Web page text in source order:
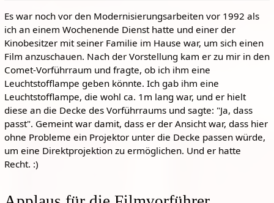
Es war noch vor den Modernisierungsarbeiten vor 1992 als
ich an einem Wochenende Dienst hatte und einer der
Kinobesitzer mit seiner Familie im Hause war, um sich einen
Film anzuschauen. Nach der Vorstellung kam er zu mir in den
Comet-Vorführraum und fragte, ob ich ihm eine
Leuchtstofflampe geben könnte. Ich gab ihm eine
Leuchtstofflampe, die wohl ca. 1m lang war, und er hielt
diese an die Decke des Vorführraums und sagte: "Ja, dass
passt". Gemeint war damit, dass er der Ansicht war, dass hier
ohne Probleme ein Projektor unter die Decke passen würde,
um eine Direktprojektion zu ermöglichen. Und er hatte
Recht. :)